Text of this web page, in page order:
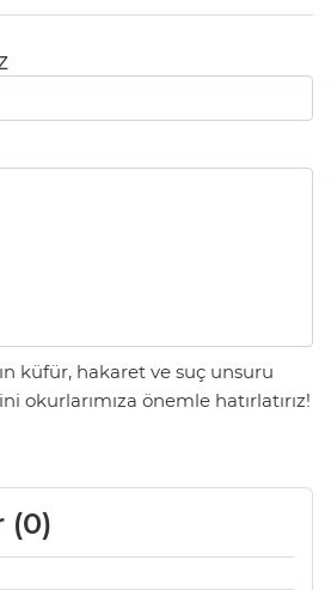
küfür, hakaret ve suç unsuru
okurlarımıza önemle hatırlatırız!
(0)